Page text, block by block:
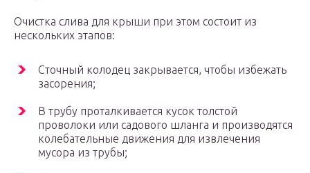
Очистка слива для крыши при этом состоит из
нескольких этапов:
Сточный колодец закрывается, чтобы избежать
засорения;
В трубу проталкивается кусок толстой
проволоки или садового шланга и производятся
колебательные движения для извлечения
мусора из трубы;